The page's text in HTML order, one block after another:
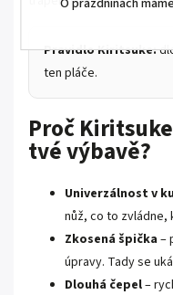
O prázdninách
Pravidlo Kiritsuke:
ten pláče.
Proč
tvé výbavě?
Univerzálnost v
nůž, co to zvládne,
Zkosená špička –
úpravy. Tady se
Dlouhá čepel–